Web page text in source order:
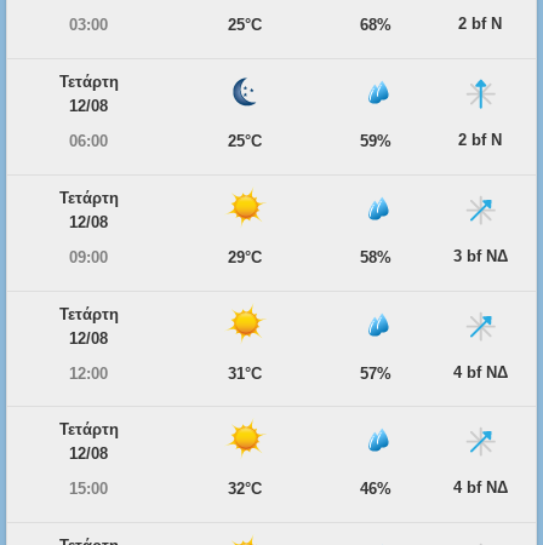
03:00
25°C 68% 2 bf Ν
Τετάρτη
12/08
06:00
25°C 59% 2 bf Ν
Τετάρτη
12/08
09:00
29°C 58% 3 bf ΝΔ
Τετάρτη
12/08
12:00
31°C 57% 4 bf ΝΔ
Τετάρτη
12/08
15:00
32°C 46% 4 bf ΝΔ